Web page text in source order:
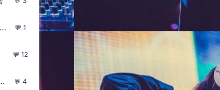
Mc-伴奏-爱就坚持到最后枪声版-DJ轩辕联系Q394088489 - Dmc轩辕 1
12
触温柔女人 [现场喊麦] 4